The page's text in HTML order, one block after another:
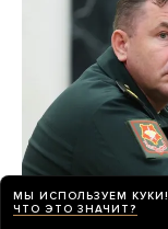
МЫ ИСПОЛЬЗУЕМ КУКИ!
ЧТО ЭТО ЗНАЧИТ?